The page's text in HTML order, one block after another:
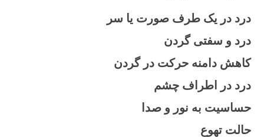
درد در یک طرف صورت یا سر
درد و سفتی گردن
کاهش دامنه حرکت در گردن
درد در اطراف چشم
حساسیت به نور و صدا
حالت تهوع